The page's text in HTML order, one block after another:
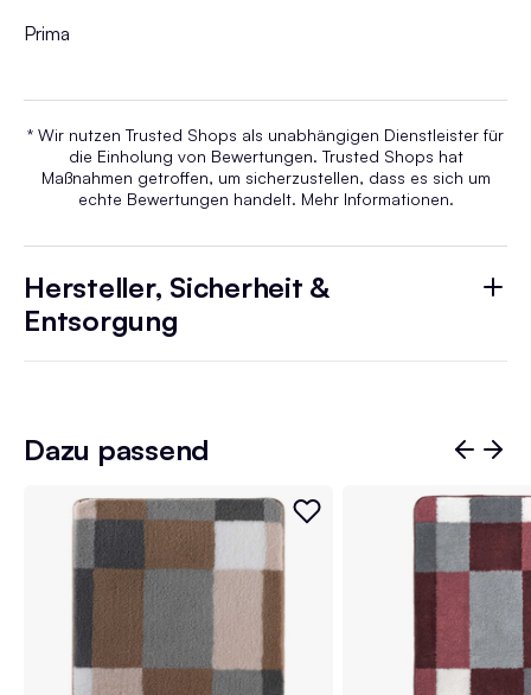
Prima
* Wir nutzen Trusted Shops als unabhängigen Dienstleister für
die Einholung von Bewertungen. Trusted Shops hat
Maßnahmen getroffen, um sicherzustellen, dass es sich um
echte Bewertungen handelt. Mehr Informationen.
Hersteller, Sicherheit &
Entsorgung
Dazu passend